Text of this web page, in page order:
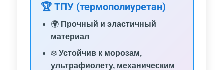
🏆 ТПУ (термополиуретан)
🌍 Прочный и эластичный
материал
❄️ Устойчив к морозам,
ультрафиолету, механическим